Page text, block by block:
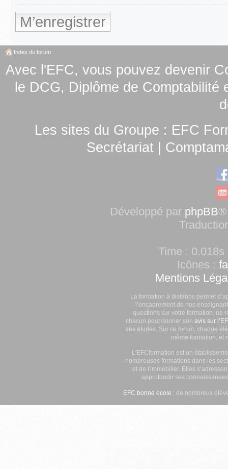
M’enregistrer
Index du forum
Avec l'EFC, vous pouvez devenir
le DCG, Diplôme de Comptabilité
Les sites du Groupe : EFC
Secrétariat
Développé par phpBB®
Time :
Icônes :
Mentions
La formation à distance permet
l’encadrement de nos
questions sur votre formation, ne
chacun peut donner son avis sur
ses études. Sur ce forum, chaque
même formation, et
L'EFCformation est un
nombreuses formations dans les
et de l'immobilier. Elles
approfondir ses
EFC bonne ecole : de nombreux